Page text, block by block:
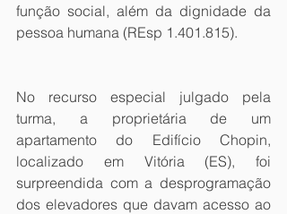
função social, além da dignidade da
pessoa humana (REsp 1.401.815).
No recurso especial julgado pela
turma, a proprietária de um
apartamento do Edifício Chopin,
localizado em Vitória (ES), foi
surpreendida com a desprogramação
dos elevadores que davam acesso ao